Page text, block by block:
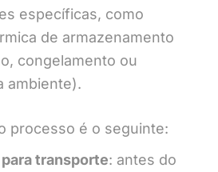
específicas, como
de armazenamento
congelamento ou
ambiente).
processo é o seguinte:
transporte: antes do